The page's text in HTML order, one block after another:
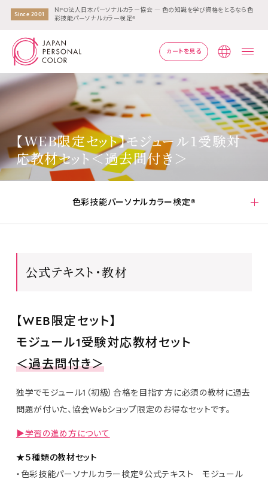
Since 2001
NPO法人日本パーソナルカラー協会 ― 色の知識を学び資格をとるなら色
彩技能パーソナルカラー検定®
カートを見る
【WEB限定セット】モジュール1受験対
応教材セット＜過去問付き＞
色彩技能パーソナルカラー検定®
試験内容と公式教材
よくあるご質問
公式テキスト・教材
【WEB限定セット】
モジュール1受験対応教材セット
＜過去問付き＞
独学でモジュール1（初級）合格を目指す方に必須の教材に過去
問題が付いた、協会Webショップ限定のお得なセットです。
▶学習の進め方について
★５種類の教材セット
・色彩技能パーソナルカラー検定®公式テキスト モジュール